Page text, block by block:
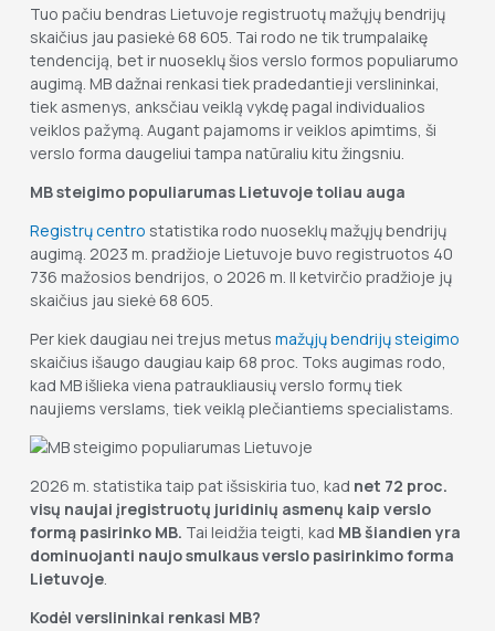
Tuo pačiu bendras Lietuvoje registruotų mažųjų bendrijų
skaičius jau pasiekė 68 605. Tai rodo ne tik trumpalaikę
tendenciją, bet ir nuoseklų šios verslo formos populiarumo
augimą. MB dažnai renkasi tiek pradedantieji verslininkai,
tiek asmenys, anksčiau veiklą vykdę pagal individualios
veiklos pažymą. Augant pajamoms ir veiklos apimtims, ši
verslo forma daugeliui tampa natūraliu kitu žingsniu.
MB steigimo populiarumas Lietuvoje toliau auga
Registrų centro statistika rodo nuoseklų mažųjų bendrijų
augimą. 2023 m. pradžioje Lietuvoje buvo registruotos 40
736 mažosios bendrijos, o 2026 m. II ketvirčio pradžioje jų
skaičius jau siekė 68 605.
Per kiek daugiau nei trejus metus mažųjų bendrijų steigimo
skaičius išaugo daugiau kaip 68 proc. Toks augimas rodo,
kad MB išlieka viena patraukliausių verslo formų tiek
naujiems verslams, tiek veiklą plečiantiems specialistams.
2026 m. statistika taip pat išsiskiria tuo, kad net 72 proc.
visų naujai įregistruotų juridinių asmenų kaip verslo
formą pasirinko MB. Tai leidžia teigti, kad MB šiandien yra
dominuojanti naujo smulkaus verslo pasirinkimo forma
Lietuvoje.
Kodėl verslininkai renkasi MB?